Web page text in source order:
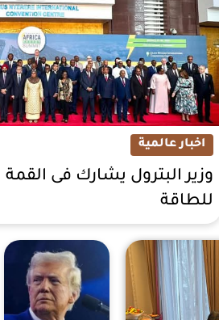
اخبار عالمية
وزير البترول يشارك فى القمة
للطاقة